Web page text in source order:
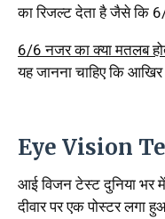
का रिजल्ट देता है जैसे कि
6/6 नजर का क्या मतलब
यह जानना चाहिए कि
Eye Vision
आई विजन टेस्ट दुनिया भर
दीवार पर एक पोस्टर